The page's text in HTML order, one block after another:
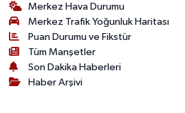
Merkez Hava Durumu
Merkez Trafik Yoğunluk Haritası
Puan Durumu ve Fikstür
Tüm Manşetler
Son Dakika Haberleri
Haber Arşivi